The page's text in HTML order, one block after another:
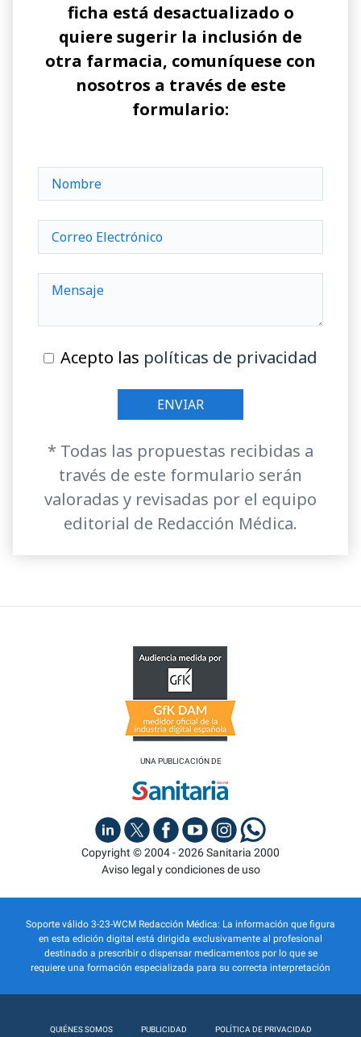
ficha está desactualizado o
quiere sugerir la inclusión de
otra farmacia, comuníquese con
nosotros a través de este
formulario:
Acepto las políticas de privacidad
* Todas las propuestas recibidas a
través de este formulario serán
valoradas y revisadas por el equipo
editorial de Redacción Médica.
UNA PUBLICACIÓN DE
Copyright © 2004 - 2026 Sanitaria 2000
Aviso legal y condiciones de uso
Soporte válido 3-23-WCM Redacción Médica: La información que figura
en esta edición digital está dirigida exclusivamente al profesional
destinado a prescribir o dispensar medicamentos por lo que se
requiere una formación especializada para su correcta interpretación
QUIÉNES SOMOS PUBLICIDAD POLÍTICA DE PRIVACIDAD